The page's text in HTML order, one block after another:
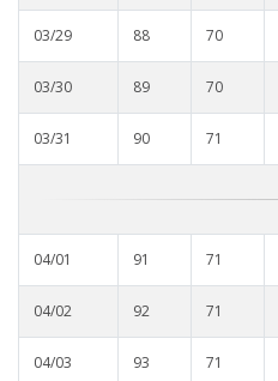
03/29 88 70
03/30 89 70
03/31 90 71
04/01 91 71
04/02 92 71
04/03 93 71